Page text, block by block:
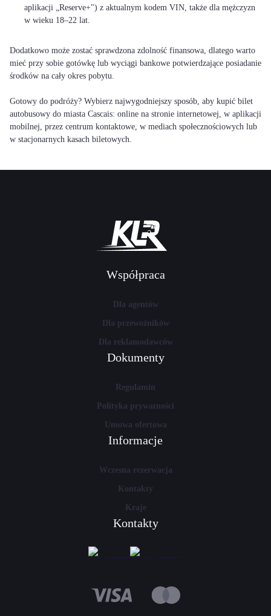
aplikacji „Reserve+") z aktualnym kodem VIN, także dla mężczyzn
w wieku 18–22 lat.
Dodatkowo może zostać sprawdzona zdolność finansowa, dlatego warto
mieć przy sobie gotówkę lub wyciągi bankowe potwierdzające posiadanie
środków na cały okres pobytu.
Gotowy do podróży? Wybierz najwygodniejszy sposób, aby kupić bilet
autobusowy do miasta Cascais: online na stronie internetowej, w aplikacji
mobilnej, przez centrum kontaktowe, w mediach społecznościowych lub
w stacjonarnych kasach biletowych.
Współpraca
Dla agentów
Dla przewoźników
Dla reklamodawców
Dokumenty
Regulamin
Polityka prywatności
Umowa ofertowa
Informacje
Wczesna rezerwacja
Kontakty
Kraje
Kontakty